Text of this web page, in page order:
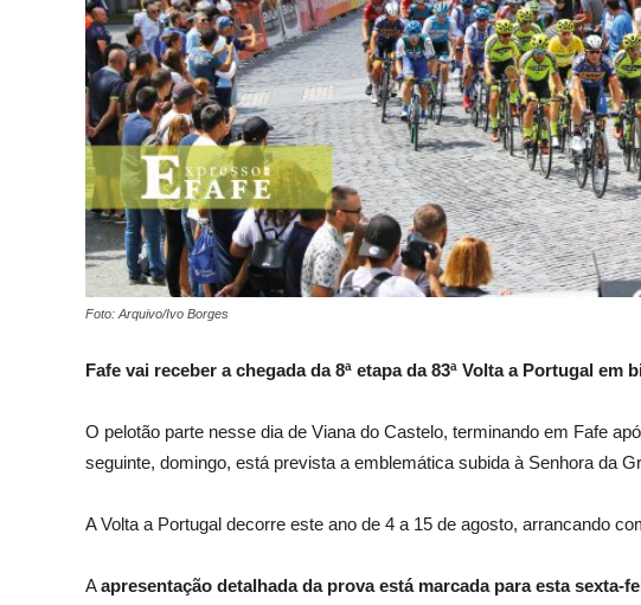
Foto: Arquivo/Ivo Borges
Fafe vai receber a chegada da 8ª etapa da 83ª Volta a Portugal em
O pelotão parte nesse dia de Viana do Castelo, terminando em Fafe
seguinte, domingo, está prevista a emblemática subida à Senhora da
A Volta a Portugal decorre este ano de 4 a 15 de agosto, arrancando
Aapresentação detalhada da prova está marcada para esta sexta-